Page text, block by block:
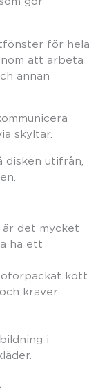
för hela
att arbeta
annan
skyltar.
utifrån,
det mycket
ha ett
oförpackat kött
kräver
i